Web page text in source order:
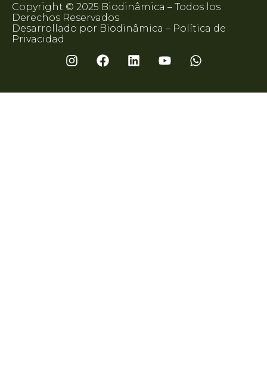
Copyright © 2025 Biodinâmica – Todos los
Derechos Reservados
Desarrollado por Biodinâmica – Política de
Privacidad